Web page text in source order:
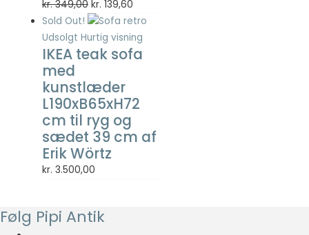
kr.349,00 Den
oprindelige
pris
var:
kr. 139,60
aktuelle
pris
er:
Sold Out!
Udsolgt Hurtig visning
IKEA teak sofa
med
kunstlæder
L190xB65xH72
cm til ryg og
sædet 39 cm af
Erik Wörtz
kr. 3.500,00
Følg Pipi Antik
hjemmeside
skal fungere
så godt som
muligt under
dit besøg.
Hvis du
nægter disse
cookies,
forsvinder en
funktionalitet
hjemmesiden.
Marketing